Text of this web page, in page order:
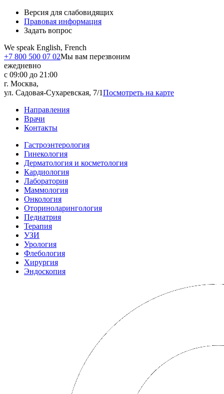
Версия для слабовидящих
Правовая информация
Задать вопрос
We speak English, French
+7 800 500 07 02Мы вам перезвоним
ежедневно
с 09:00 до 21:00
г. Москва,
ул. Садовая-Сухаревская, 7/1Посмотреть на карте
Направления
Врачи
Контакты
Гастроэнтерология
Гинекология
Дерматология и косметология
Кардиология
Лаборатория
Маммология
Онкология
Оториноларингология
Педиатрия
Терапия
УЗИ
Урология
Флебология
Хирургия
Эндоскопия